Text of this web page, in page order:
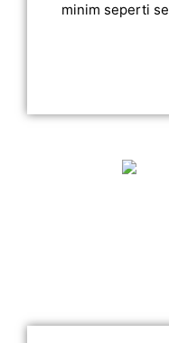
minim seperti